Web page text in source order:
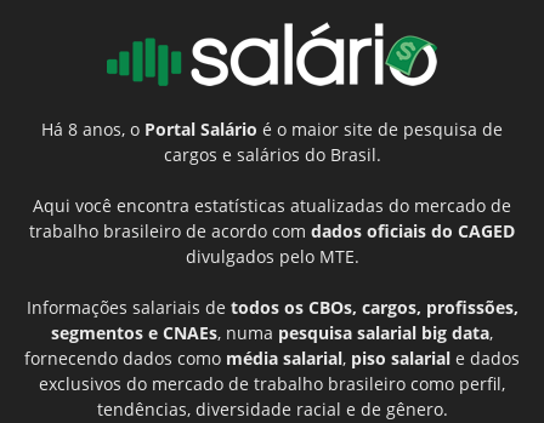
Há 8 anos, o Portal Salário é o maior site de pesquisa de
cargos e salários do Brasil.
Aqui você encontra estatísticas atualizadas do mercado de
trabalho brasileiro de acordo com dados oficiais do CAGED
divulgados pelo MTE.
Informações salariais de todos os CBOs, cargos, profissões,
segmentos e CNAEs, numa pesquisa salarial big data,
fornecendo dados como média salarial, piso salarial e dados
exclusivos do mercado de trabalho brasileiro como perfil,
tendências, diversidade racial e de gênero.